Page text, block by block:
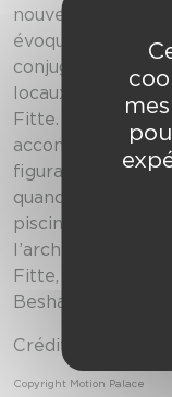
nouvelle
évoque de façon
conjugale. Il a
locaux de la
Fitte. On y voit
accompagnée de
figurant sapeur-
quand même
piscine
l’architecte
Fitte, et qui a
Beshard.
Crédits photos :
Copyright Motion Palace